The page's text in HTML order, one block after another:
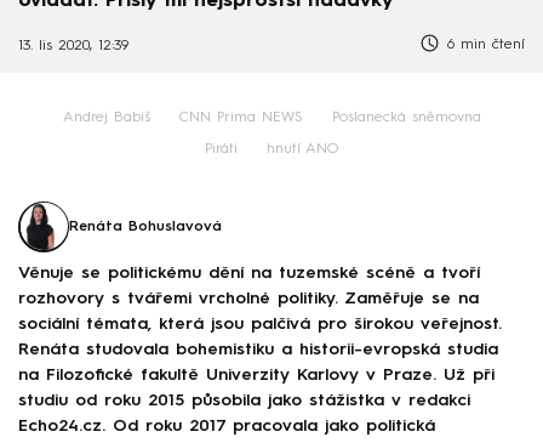
13. lis 2020, 12:39 6 min čtení
Andrej Babiš CNN Prima NEWS Poslanecká sněmovna
Piráti hnutí ANO
Renáta Bohuslavová
Věnuje se politickému dění na tuzemské scéně a tvoří
rozhovory s tvářemi vrcholné politiky. Zaměřuje se na
sociální témata, která jsou palčivá pro širokou veřejnost.
Renáta studovala bohemistiku a historii-evropská studia
na Filozofické fakultě Univerzity Karlovy v Praze. Už při
studiu od roku 2015 působila jako stážistka v redakci
Echo24.cz. Od roku 2017 pracovala jako politická